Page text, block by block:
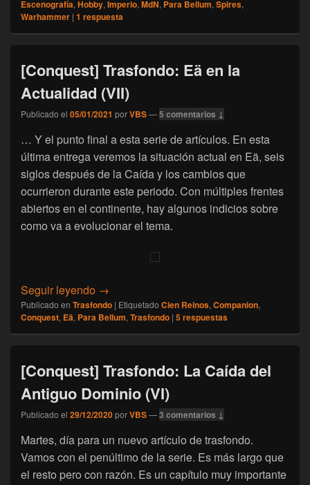
Escenografía, Hobby, Imperio, MdN, Para Bellum, Spires,
Warhammer | 1 respuesta
[Conquest] Trasfondo: Eä en la
Actualidad (VII)
Publicado el 05/01/2021 porVBS—5 comentarios ↓
… Y el punto final a esta serie de artículos. En esta
última entrega veremos la situación actual en Eä, seis
siglos después de la Caída y los cambios que
ocurrieron durante este periodo. Con múltiples frentes
abiertos en el continente, hay algunos indicios sobre
como va a evolucionar el tema.
Seguir leyendo [Conquest] Trasfondo: Eä en la Actualidad
→
Publicado en Trasfondo | Etiquetado Cien Reinos, Companion,
Conquest, Eä, Para Bellum, Trasfondo | 5respuestas
[Conquest] Trasfondo: La Caída del
Antiguo Dominio (VI)
Publicado el 29/12/2020porVBS—3 comentarios ↓
Martes, día para un nuevo artículo de trasfondo.
Vamos con el penúltimo de la serie. Es más largo que
el resto pero con razón. Es un capítulo muy importante